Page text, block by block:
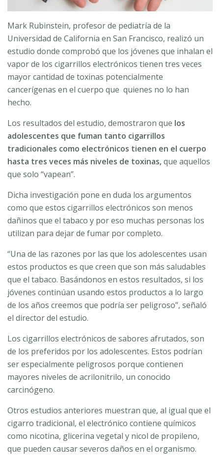
Mark Rubinstein, profesor de pediatría de la
Universidad de California en San Francisco, realizó un
estudio donde comprobó que los jóvenes que inhalan el
vapor de los cigarrillos electrónicos tienen tres veces
mayor cantidad de toxinas potencialmente
cancerígenas en el cuerpo que quienes no lo han
hecho.
Los resultados del estudio, demostraron que los
adolescentes que fuman tanto cigarrillos
tradicionales como electrónicos tienen en el cuerpo
hasta tres veces más niveles de toxinas,que aquellos
que solo “vapean”.
Dicha investigación pone en duda los argumentos
como que estos cigarrillos electrónicos son menos
dañinos que el tabaco y por eso muchas personas los
utilizan para dejar de fumar por completo.
“Una de las razones por las que los adolescentes usan
estos productos es que creen que son más saludables
que el tabaco. Basándonos en estos resultados, si los
jóvenes continúan usando estos productos a lo largo
de los años creemos que podría ser peligroso”, señaló
el director del estudio.
Los cigarrillos electrónicos de sabores afrutados, son
de los preferidos por los adolescentes. Estos podrían
ser especialmente peligrosos porque contienen
mayores niveles de acrilonitrilo, un conocido
carcinógeno.
Otros estudios anteriores muestran que, al igual que el
cigarro tradicional, el electrónico contiene químicos
como nicotina, glicerina vegetal y nicol de propileno,
que pueden causar severos daños en el organismo.